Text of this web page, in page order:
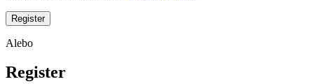
Register
Alebo
Register